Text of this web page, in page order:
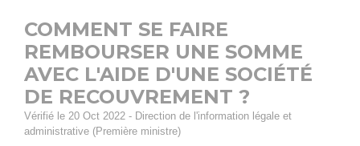
COMMENT SE FAIRE
REMBOURSER UNE SOMME
AVEC L'AIDE D'UNE SOCIÉTÉ
DE RECOUVREMENT ?
Vérifié le 20 Oct 2022 - Direction de l'information légale et
administrative (Première ministre)